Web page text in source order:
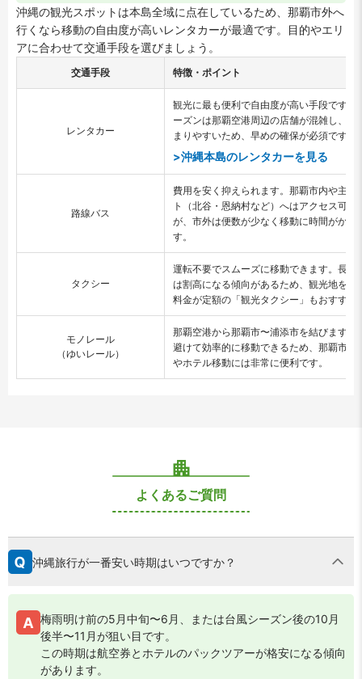
沖縄の観光スポットは本島全域に点在しているため、那覇市外へ
行くなら移動の自由度が高いレンタカーが最適です。目的やエリ
アに合わせて交通手段を選びましょう。
交通手段 特徴・ポイント
レンタカー
観光に最も便利で自由度が高い手段です。
ーズンは那覇空港周辺の店舗が混雑し、予
まりやすいため、早めの確保が必須です。
>沖縄本島のレンタカーを見る
路線バス
費用を安く抑えられます。那覇市内や主要
ト（北谷・恩納村など）へはアクセス可能
が、市外は便数が少なく移動に時間がかか
す。
タクシー
運転不要でスムーズに移動できます。長距
は割高になる傾向があるため、観光地を巡
料金が定額の「観光タクシー」もおすすめ
モノレール
（ゆいレール）
那覇空港から那覇市〜浦添市を結びます。
避けて効率的に移動できるため、那覇市内
やホテル移動には非常に便利です。
よくあるご質問
沖縄旅行が一番安い時期はいつですか？
梅雨明け前の5月中旬〜6月、または台風シーズン後の10月
後半〜11月が狙い目です。
この時期は航空券とホテルのパックツアーが格安になる傾向
があります。